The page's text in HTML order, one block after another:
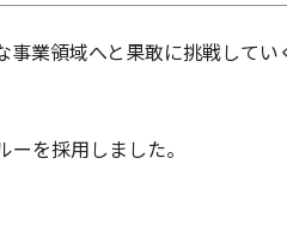
業領域へと果敢に挑戦して
を採用しました。